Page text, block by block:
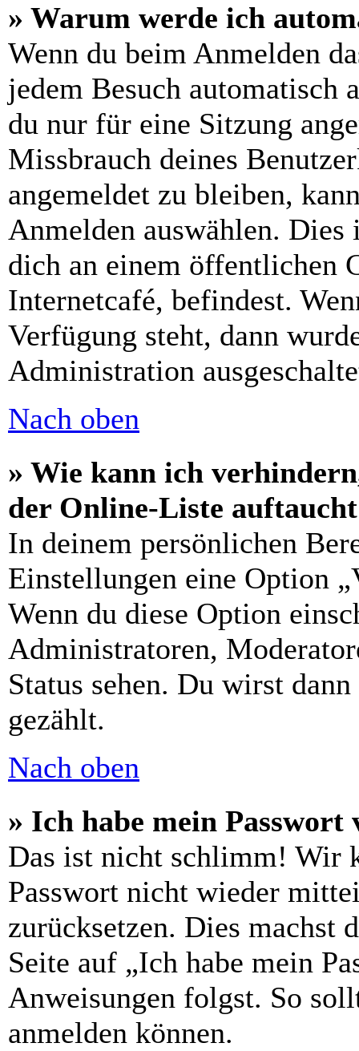
» Warum werde ich
Wenn du beim Anmelden
jedem Besuch automatisch
du nur für eine Sitzung
Missbrauch deines
angemeldet zu bleiben,
Anmelden auswählen.
dich an einem öffentlichen
Internetcafé, befindest.
Verfügung steht, dann
Administration
Nach oben
» Wie kann ich
der Online-Liste
In deinem persönlichen
Einstellungen eine Option
Wenn du diese Option
Administratoren,
Status sehen. Du wirst
gezählt.
Nach oben
» Ich habe mein Passwort
Das ist nicht schlimm! Wir
Passwort nicht wieder
zurücksetzen. Dies machst
Seite auf „Ich habe mein
Anweisungen folgst. So
anmelden können.